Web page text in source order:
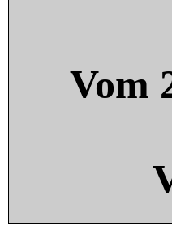
Vom